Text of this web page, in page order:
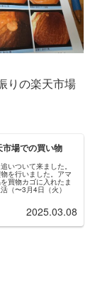
の楽天市場
場での買い物
いついて来ました。
を行いました。アマ
買物カゴに入れたま
（〜3月4日（火）
2025.03.08